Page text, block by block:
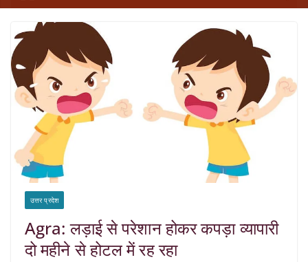
उत्तर प्रदेश
Agra: लड़ाई से परेशान होकर कपड़ा व्यापारी
दो महीने से होटल में रह रहा